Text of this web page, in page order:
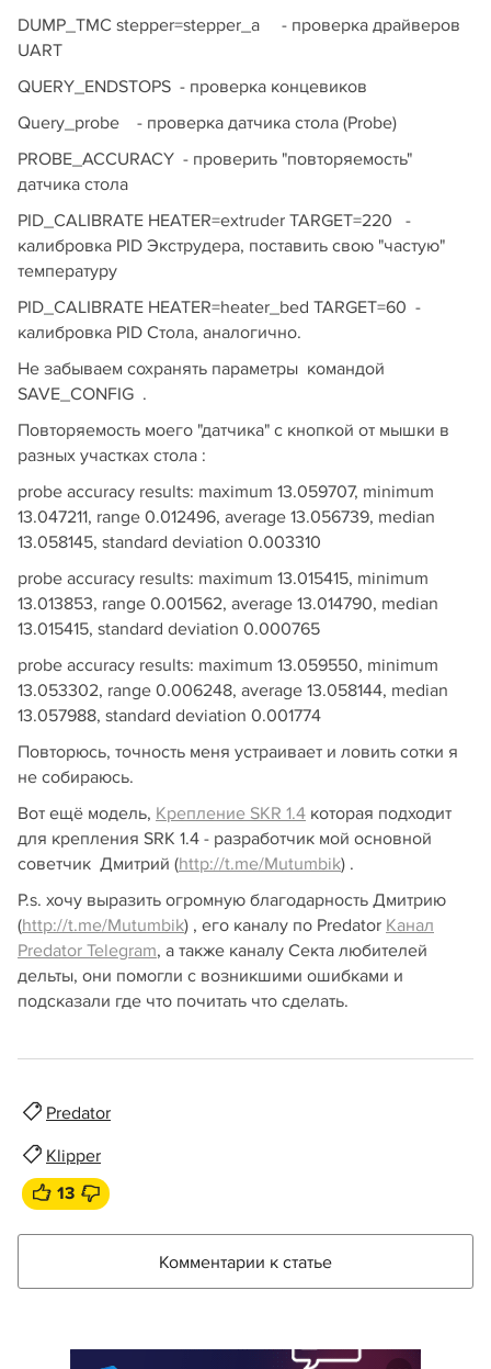
DUMP_TMC stepper=stepper_a - проверка драйверов
UART
QUERY_ENDSTOPS - проверка концевиков
Query_probe - проверка датчика стола (Probe)
PROBE_ACCURACY - проверить "повторяемость"
датчика стола
PID_CALIBRATE HEATER=extruder TARGET=220 -
калибровка PID Экструдера, поставить свою "частую"
температуру
PID_CALIBRATE HEATER=heater_bed TARGET=60 -
калибровка PID Стола, аналогично.
Не забываем сохранять параметры командой
SAVE_CONFIG .
Повторяемость моего "датчика" с кнопкой от мышки в
разных участках стола :
probe accuracy results: maximum 13.059707, minimum
13.047211, range 0.012496, average 13.056739, median
13.058145, standard deviation 0.003310
probe accuracy results: maximum 13.015415, minimum
13.013853, range 0.001562, average 13.014790, median
13.015415, standard deviation 0.000765
probe accuracy results: maximum 13.059550, minimum
13.053302, range 0.006248, average 13.058144, median
13.057988, standard deviation 0.001774
Повторюсь, точность меня устраивает и ловить сотки я
не собираюсь.
Вот ещё модель, Крепление SKR 1.4 которая подходит
для крепления SRK 1.4 - разработчик мой основной
советчик Дмитрий (http://t.me/Mutumbik) .
P.s. хочу выразить огромную благодарность Дмитрию
(http://t.me/Mutumbik) , его каналу по Predator Канал
Predator Telegram, а также каналу Секта любителей
дельты, они помогли с возникшими ошибками и
подсказали где что почитать что сделать.
Predator
Klipper
13
Комментарии к статье